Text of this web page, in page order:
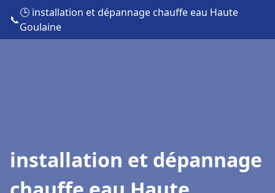
📞
🕒 installation et dépannage chauffe eau Haute
Goulaine
installation et dépannage